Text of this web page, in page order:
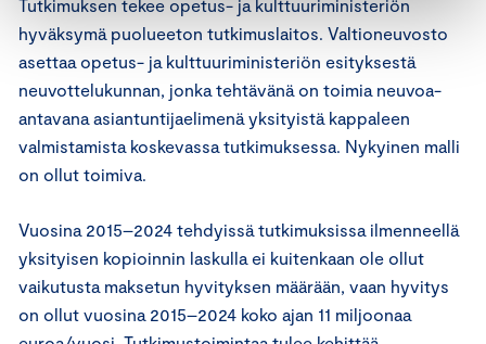
Tutkimuksen tekee opetus- ja kulttuuriministeriön
hyväksymä puolueeton tutkimuslaitos. Valtioneuvosto
asettaa opetus- ja kulttuuriministeriön esityksestä
neuvottelukunnan, jonka tehtävänä on toimia neuvoa-
antavana asiantuntijaelimenä yksityistä kappaleen
valmistamista koskevassa tutkimuksessa. Nykyinen malli
on ollut toimiva.
Vuosina 2015–2024 tehdyissä tutkimuksissa ilmenneellä
yksityisen kopioinnin laskulla ei kuitenkaan ole ollut
vaikutusta maksetun hyvityksen määrään, vaan hyvitys
on ollut vuosina 2015–2024 koko ajan 11 miljoonaa